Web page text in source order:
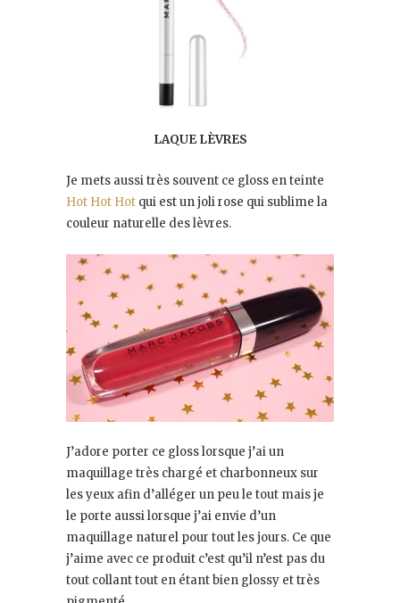
LAQUE LÈVRES
Je mets aussi très souvent ce gloss en teinte
Hot Hot Hot qui est un joli rose qui sublime la
couleur naturelle des lèvres.
J’adore porter ce gloss lorsque j’ai un
maquillage très chargé et charbonneux sur
les yeux afin d’alléger un peu le tout mais je
le porte aussi lorsque j’ai envie d’un
maquillage naturel pour tout les jours. Ce que
j’aime avec ce produit c’est qu’il n’est pas du
tout collant tout en étant bien glossy et très